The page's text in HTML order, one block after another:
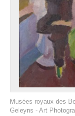
Musées royaux des
Geleyns - Art